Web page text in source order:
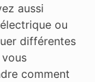
aussi
ou
différentes
comment